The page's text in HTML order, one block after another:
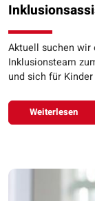
Aktuell suchen wir
Inklusionsteam
und sich für
Weiterlesen